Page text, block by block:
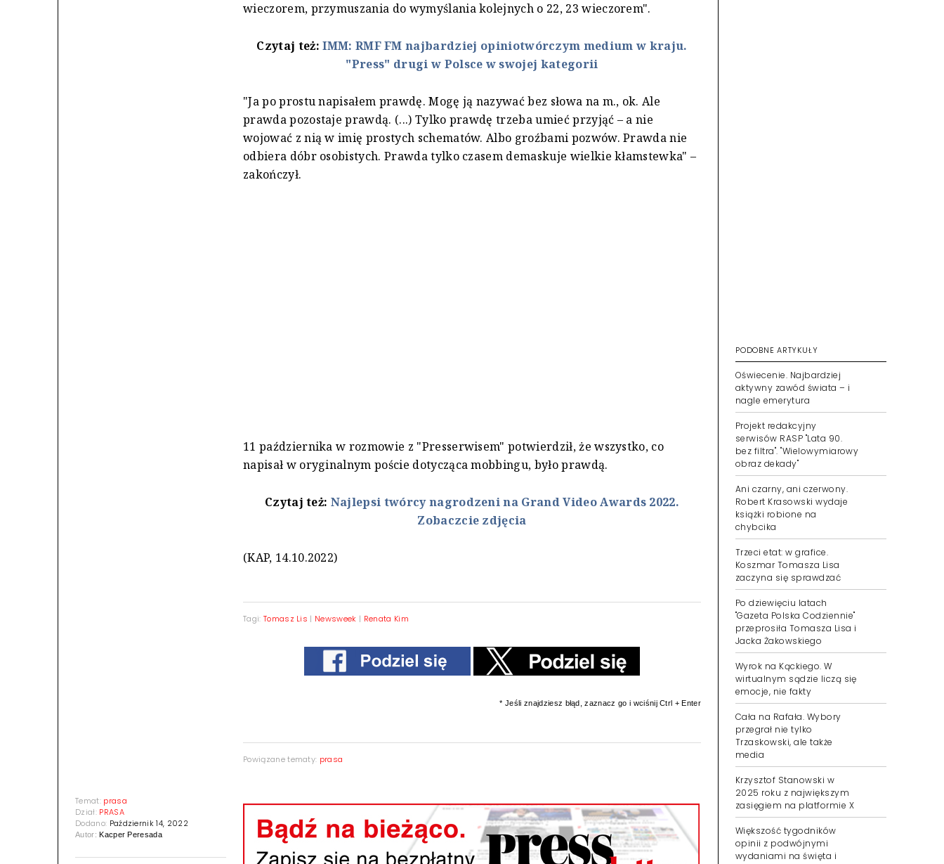
Temat: prasa
Dział: PRASA
Dodano: Październik 14, 2022
Autor:Kacper Peresada
wieczorem, przymuszania do wymyślania kolejnych o 22, 23 wieczorem".
Czytaj też:IMM: RMF FM najbardziej opiniotwórczym medium w kraju.
"Press" drugi w Polsce w swojej kategorii
"Ja po prostu napisałem prawdę. Mogę ją nazywać bez słowa na m., ok. Ale
prawda pozostaje prawdą. (...) Tylko prawdę trzeba umieć przyjąć – a nie
wojować z nią w imię prostych schematów. Albo groźbami pozwów. Prawda nie
odbiera dóbr osobistych. Prawda tylko czasem demaskuje wielkie kłamstewka" –
zakończył.
11 października w rozmowie z "Presserwisem" potwierdził, że wszystko, co
napisał w oryginalnym poście dotycząca mobbingu, było prawdą.
Czytaj też: Najlepsi twórcy nagrodzeni na Grand Video Awards 2022.
Zobaczcie zdjęcia
(KAP, 14.10.2022)
Tagi: Tomasz Lis | Newsweek | Renata Kim
* Jeśli znajdziesz błąd, zaznacz go i wciśnij Ctrl + Enter
Powiązane tematy: prasa
PODOBNE ARTYKUŁY
Oświecenie. Najbardziej
aktywny zawód świata – i
nagle emerytura
Projekt redakcyjny
serwisów RASP "Lata 90.
bez filtra". "Wielowymiarowy
obraz dekady"
Ani czarny, ani czerwony.
Robert Krasowski wydaje
książki robione na
chybcika
Trzeci etat: w grafice.
Koszmar Tomasza Lisa
zaczyna się sprawdzać
Po dziewięciu latach
"Gazeta Polska Codziennie"
przeprosiła Tomasza Lisa i
Jacka Żakowskiego
Wyrok na Kąckiego. W
wirtualnym sądzie liczą się
emocje, nie fakty
Cała na Rafała. Wybory
przegrał nie tylko
Trzaskowski, ale także
media
Krzysztof Stanowski w
2025 roku z największym
zasięgiem na platformie X
Większość tygodników
opinii z podwójnymi
wydaniami na święta i